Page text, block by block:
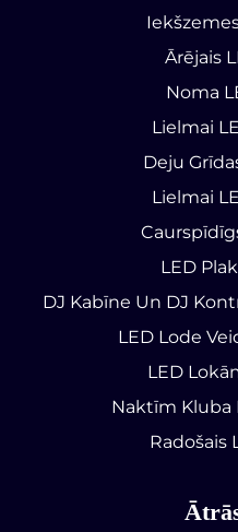
Ārējais
Noma
Lielmai
Deju
Lielmai
LED
DJ Kabīne Un DJ
LED Lode
LED
Naktīm Kluba
Radošais